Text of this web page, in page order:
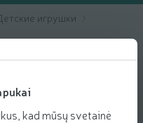
kad mūsų svetainė
игрушки